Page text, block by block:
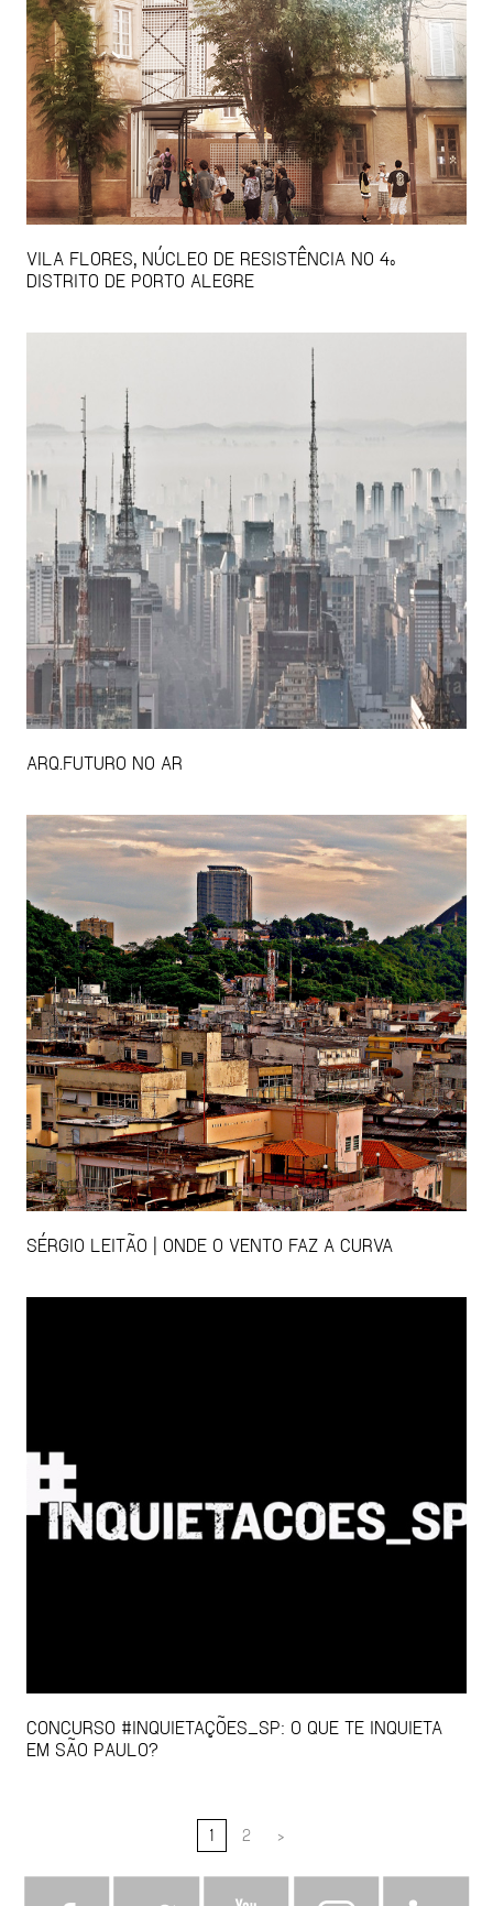
VILA FLORES, NÚCLEO DE RESISTÊNCIA NO 4º
DISTRITO DE PORTO ALEGRE
ARQ.FUTURO NO AR
SÉRGIO LEITÃO | ONDE O VENTO FAZ A CURVA
CONCURSO #INQUIETAÇÕES_SP: O QUE TE INQUIETA
EM SÃO PAULO?
1 2 >